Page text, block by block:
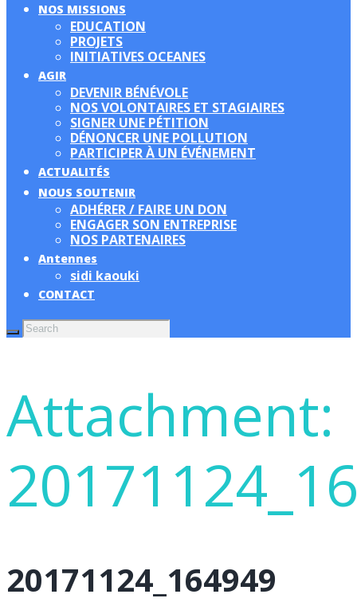
NOS MISSIONS
EDUCATION
PROJETS
INITIATIVES OCEANES
AGIR
DEVENIR BÉNÉVOLE
NOS VOLONTAIRES ET STAGIAIRES
SIGNER UNE PÉTITION
DÉNONCER UNE POLLUTION
PARTICIPER À UN ÉVÉNEMENT
ACTUALITÉS
NOUS SOUTENIR
ADHÉRER / FAIRE UN DON
ENGAGER SON ENTREPRISE
NOS PARTENAIRES
Antennes
sidi kaouki
CONTACT
Attachment:
20171124_164949